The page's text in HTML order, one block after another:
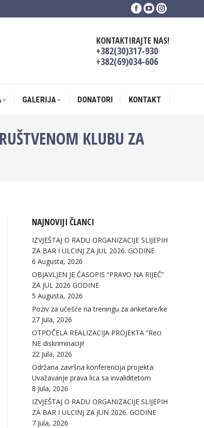
Facebook
in
new
window
YouTube
in
new
window
Instagram
in
KONTAKTIRAJTE NAS!
+382(30)317-930
+382(69)034-606
GALERIJA DONATORI KONTAKT
KLUBU ZA
NAJNOVIJI ČLANCI
IZVJEŠTAJ O RADU ORGANIZACIJE SLIJEPIH
ZA BAR I ULCINJ ZA JUL 2026. GODINE
6 Augusta, 2026
OBJAVLJEN JE ČASOPIS “PRAVO NA RIJEČ”
ZA JUL 2026 GODINE
5 Augusta, 2026
Poziv za učešće na treningu za anketare/ke
27 Jula, 2026
OTPOČELA REALIZACIJA PROJEKTA ”Reci
NE diskriminaciji!
22 Jula, 2026
Održana završna konferencija projekta:
Uvažavanje prava lica sa invaliditetom
8 Jula, 2026
IZVJEŠTAJ O RADU ORGANIZACIJE SLIJEPIH
ZA BAR I ULCINJ ZA JUN 2026. GODINE
7 Jula, 2026
GALERIJA DONATORI KONTAKT